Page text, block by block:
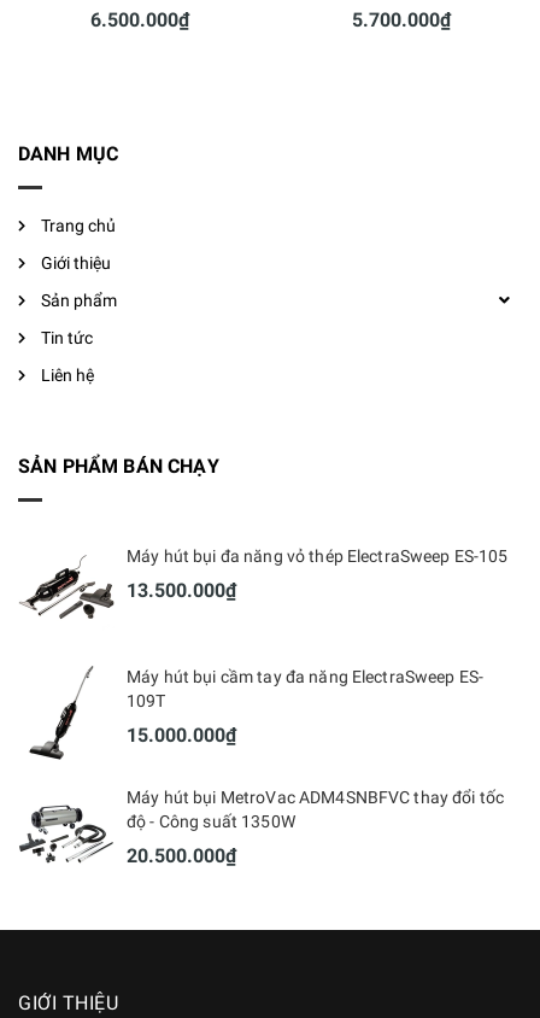
6.500.000₫ 5.700.000₫
DANH MỤC
Trang chủ
Giới thiệu
Sản phẩm
Tin tức
Liên hệ
SẢN PHẨM BÁN CHẠY
Máy hút bụi đa năng vỏ thép ElectraSweep ES-105
13.500.000₫
Máy hút bụi cầm tay đa năng ElectraSweep ES-
109T
15.000.000₫
Máy hút bụi MetroVac ADM4SNBFVC thay đổi tốc
độ - Công suất 1350W
20.500.000₫
GIỚI THIỆU